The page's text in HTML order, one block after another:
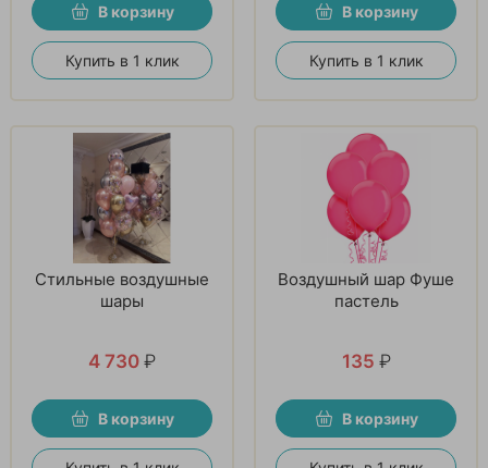
В корзину
Купить в 1 клик
В корзину
Купить в 1 клик
Стильные воздушные
шары
4 730 ₽
В корзину
Воздушный шар Фуше
пастель
135 ₽
В корзину